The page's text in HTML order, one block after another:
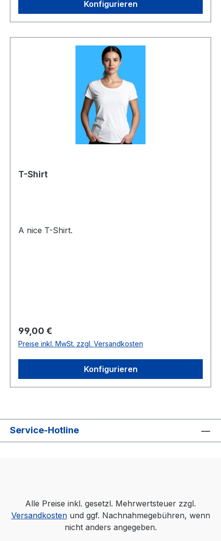
Konfigurieren
T-Shirt
A nice T-Shirt.
Regulärer Preis:
99,00 €
Preise inkl. MwSt. zzgl. Versandkosten
Konfigurieren
Service-Hotline
Alle Preise inkl. gesetzl. Mehrwertsteuer zzgl.
Versandkostenund ggf. Nachnahmegebühren, wenn
nicht anders angegeben.